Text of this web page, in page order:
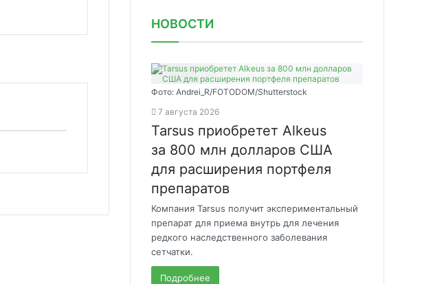
НОВОСТИ
Фото: Andrei_R/FOTODOM/Shutterstock
7 августа 2026
Tarsus приобретет Alkeus
за 800 млн долларов США
для расширения портфеля
препаратов
Компания Tarsus получит экспериментальный
препарат для приема внутрь для лечения
редкого наследственного заболевания
сетчатки.
Подробнее